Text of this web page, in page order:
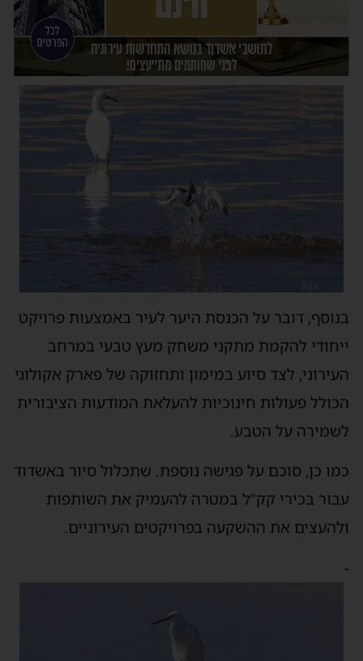
בנוסף, דובר על הכנסת היער לעיר באמצעות פרויקט
ייחודי להקמת מתקני משחק מעץ טבעי במרחב
העירוני, לצד סיוע במימון ותחזוקה של פארק אקולוגי
הכולל פעולות חינוכיות להעלאת המודעות הציבורית
לשמירה על הטבע.
כמו כן, סוכם על פגישה נוספת. שתכלול סיור באשדוד
עבור בכירי קק”ל במטרה להעמיק את השותפות
ולהעצים את ההשקעה בפרויקטים העירוניים.
-